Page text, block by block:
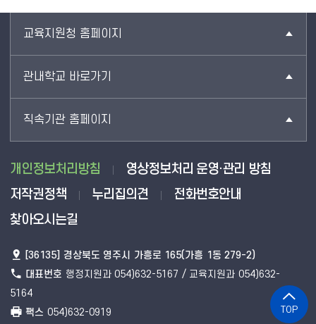
교육지원청 홈페이지
관내학교 바로가기
직속기관 홈페이지
개인정보처리방침
영상정보처리 운영·관리 방침
저작권정책
누리집의견
전화번호안내
찾아오시는길
[36135] 경상북도 영주시 가흥로 165(가흥 1동 279-2)
대표번호 행정지원과 054)632-5167 / 교육지원과 054)632-
5164
팩스 054)632-0919 TOP